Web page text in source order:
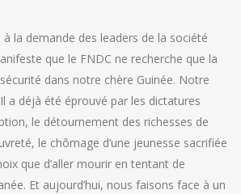
la demande des leaders de la société
que le FNDC ne recherche que la
dans notre chère Guinée. Notre
a déjà été éprouvé par les dictatures
le détournement des richesses de
le chômage d’une jeunesse sacrifiée
que d’aller mourir en tentant de
Et aujourd’hui, nous faisons face à un